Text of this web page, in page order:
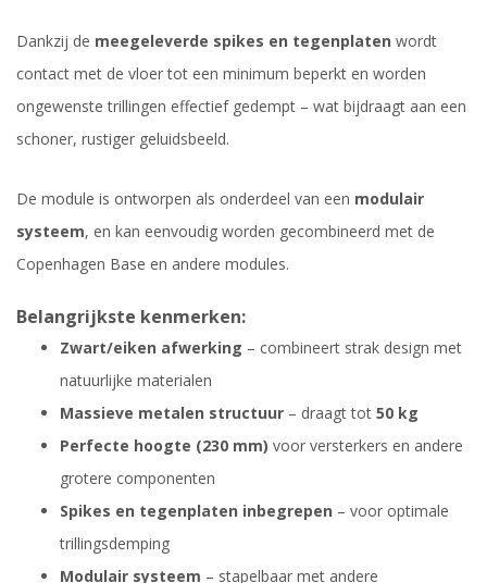
Dankzij de meegeleverde spikes en tegenplaten wordt
contact met de vloer tot een minimum beperkt en worden
ongewenste trillingen effectief gedempt – wat bijdraagt aan een
schoner, rustiger geluidsbeeld.
De module is ontworpen als onderdeel van een modulair
systeem, en kan eenvoudig worden gecombineerd met de
Copenhagen Base en andere modules.
Belangrijkste kenmerken:
Zwart/eiken afwerking – combineert strak design met
natuurlijke materialen
Massieve metalen structuur – draagt tot 50 kg
Perfecte hoogte (230 mm) voor versterkers en andere
grotere componenten
Spikes en tegenplaten inbegrepen – voor optimale
trillingsdemping
Modulair systeem – stapelbaar met andere